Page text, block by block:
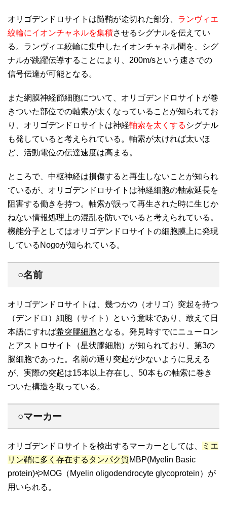
オリゴデンドロサイトは髄鞘が途切れた部分、 ランヴィエ
絞輪にイオンチャネルを集積させるシグナルを伝えてい
る。ランヴィエ絞輪に集中したイオンチャネル間を、シグ
ナルが跳躍伝導することにより、200m/sという速さでの
信号伝達が可能となる。
また網膜神経節細胞について、オリゴデンドロサイトが巻
きついた部位での軸索が太くなっていることが知られてお
り、オリゴデンドロサイトは神経軸索を太くする シグナル
も発していると考えられている。軸索が太ければ太いほ
ど、活動電位の伝達速度は高まる。
ところで、中枢神経は損傷すると再生しないことが知られ
ているが、オリゴデンドロサイトは神経細胞の軸索延長を
阻害する働きを持つ。軸索が誤って再生された時に生じか
ねない情報処理上の混乱を防いでいると考えられている。
機能分子としてはオリゴデンドロサイトの細胞膜上に発現
しているNogoが知られている。
○名前
オリゴデンドロサイトは、幾つかの（オリゴ）突起を持つ
（デンドロ）細胞（サイト）という意味であり、敢えて日
本語にすれば希突膠細胞となる。発見時すでにニューロン
とアストロサイト（星状膠細胞）が知られており、第3の
脳細胞であった。名前の通り突起が少ないように見える
が、実際の突起は15本以上存在し、50本もの軸索に巻き
ついた構造を取っている。
○マーカー
オリゴデンドロサイトを検出するマーカーとしては、
ミエ
リン鞘に多く存在するタンパク質MBP(Myelin Basic
protein)やMOG（Myelin oligodendrocyte glycoprotein）が
用いられる。